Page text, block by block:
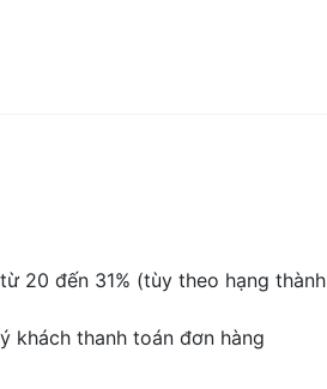
20 đến 31% (tùy theo hạng thành
khách thanh toán đơn hàng